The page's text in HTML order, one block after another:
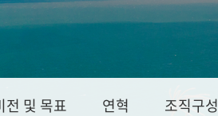
전 및 목표 연혁 조직구성